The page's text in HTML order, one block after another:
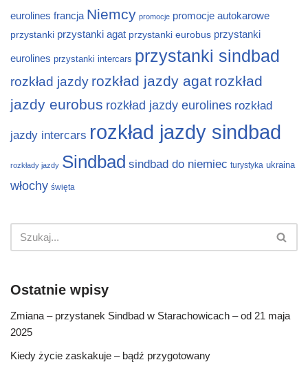
eurolines francja Niemcy promocje promocje autokarowe
przystanki przystanki agat przystanki eurobus przystanki
eurolines przystanki intercars przystanki sindbad
rozkład jazdy rozkład jazdy agat rozkład
jazdy eurobus rozkład jazdy eurolines rozkład
jazdy intercars rozkład jazdy sindbad
rozkłady jazdy Sindbad sindbad do niemiec turystyka ukraina
włochy święta
Ostatnie wpisy
Zmiana – przystanek Sindbad w Starachowicach – od 21 maja
2025
Kiedy życie zaskakuje – bądź przygotowany